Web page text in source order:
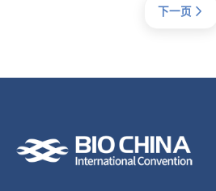
下一页